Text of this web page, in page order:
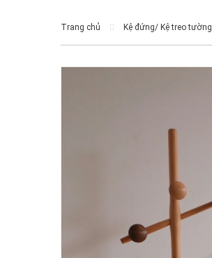
Trang chủ Kệ đứng/ Kệ treo tường